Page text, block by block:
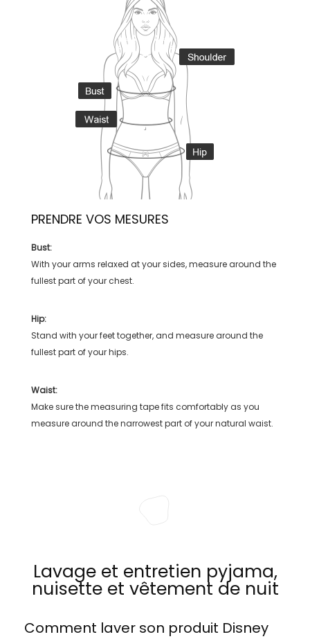
PRENDRE VOS MESURES
Bust:
With your arms relaxed at your sides, measure around the
fullest part of your chest.
Hip:
Stand with your feet together, and measure around the
fullest part of your hips.
Waist:
Make sure the measuring tape fits comfortably as you
measure around the narrowest part of your natural waist.
Lavage et entretien pyjama,
nuisette et vêtement de nuit
Comment laver son produit Disney